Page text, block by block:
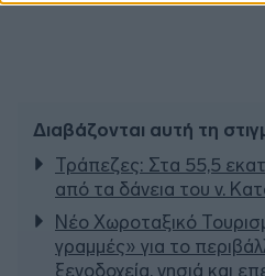
Διαβάζονται αυτή τη
Τράπεζες: Στα 55,5
από τα δάνεια του ν.
Νέο Χωροταξικό
γραμμές» για το
ξενοδοχεία, νησιά και